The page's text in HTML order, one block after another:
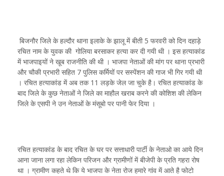
बिजनौर जिले के हल्दौर थाना इलाके के झालू में बीती 5 फरवरी को दिन दहाड़े
रचित नाम के युवक की गोलिया बरसाकर हत्या कर दी गयी थी । इस हत्याकांड
में भाजपाइयों ने खूब राजनीति की थी । भाजपा नेताओं की मांग पर थाना प्रभारी
और चौकी प्रभारी सहित 7 पुलिस कर्मियों पर सस्पेंशन की गाज भी गिर गयी थी
। रचित हत्याकांड में अब तक 11 लड़के जेल जा चुके है। रचित हत्याकांड के
बाद जिले के कुछ नेताओं ने जिले का माहौल खराब करने की कोशिश की लेकिन
जिले के एसपी ने उन नेताओं के मंसूबो पर पानी फेर दिया ।
रचित हत्याकांड के बाद रचित के घर पर सत्ताधारी पार्टी के नेताओ का आये दिन
आना जाना लगा रहा लेकिन परिजन और ग्रामीणों में बीजेपी के प्रति गहरा रोष
था । ग्रामीण कहते थे कि ये भाजपा के नेता रोज हमारे गांव में आते है फोटो